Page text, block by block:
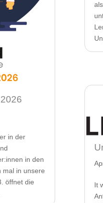
in der
in den
mal in unsere
öffnet die
It